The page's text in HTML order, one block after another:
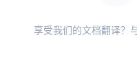
享受我们的文档翻译？